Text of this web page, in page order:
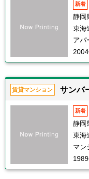
新着
静岡
東海
アパ
賃貸マンション サンバ
新着
静岡
東海
マン